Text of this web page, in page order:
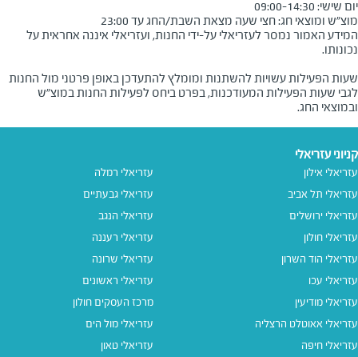
מוצ"ש ומוצאי חג: חצי שעה מצאת השבת/החג עד 23:00
המידע האמור נמסר לעזריאלי על-ידי החנות, ועזריאלי איננה אחראית על
שעות הפעילות עשויות להשתנות ומומלץ להתעדכן באופן פרטני מול החנות
לגבי שעות הפעילות המעודכנות, בפרט ביחס לפעילות החנות במוצ"ש
ובמוצאי החג.
קניוני עזריאלי
עזריאלי אילון
עזריאלי תל אביב
עזריאלי ירושלים
עזריאלי חולון
עזריאלי הוד השרון
עזריאלי עכו
עזריאלי מודיעין
עזריאלי אאוטלט הרצליה
עזריאלי חיפה
עזריאלי רמלה
עזריאלי גבעתיים
עזריאלי הנגב
עזריאלי רעננה
עזריאלי שרונה
עזריאלי ראשונים
מרכז העסקים חולון
עזריאלי מול הים
עזריאלי טאון